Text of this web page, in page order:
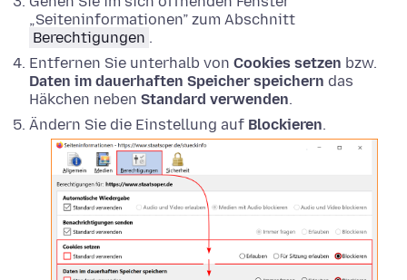
„Seiteninformationen” zum Abschnitt
Berechtigungen .
Entfernen Sie unterhalb von Cookies setzen bzw.
Daten im dauerhaften Speicher speichern das
Häkchen neben Standard verwenden.
Ändern Sie die Einstellung auf Blockieren.